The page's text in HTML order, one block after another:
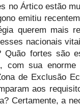
no Ártico estão
emitiu
querem mais
nacionais
Quão fortes são
com sua enorme
de Exclusão
aos
Certamente, a